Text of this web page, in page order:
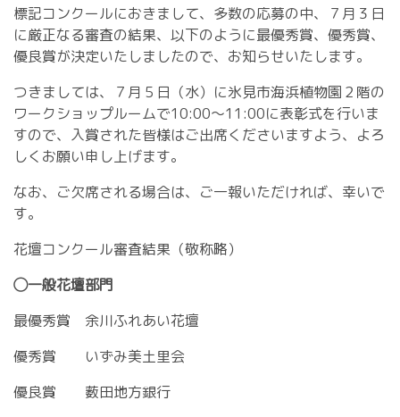
標記コンクールにおきまして、多数の応募の中、７月３日
に厳正なる審査の結果、以下のように最優秀賞、優秀賞、
優良賞が決定いたしましたので、お知らせいたします。
つきましては、７月５日（水）に氷見市海浜植物園２階の
ワークショップルームで10:00～11:00に表彰式を行いま
すので、入賞された皆様はご出席くださいますよう、よろ
しくお願い申し上げます。
なお、ご欠席される場合は、ご一報いただければ、幸いで
す。
花壇コンクール審査結果（敬称略）
◯一般花壇部門
最優秀賞 余川ふれあい花壇
優秀賞 いずみ美土里会
優良賞 薮田地方銀行